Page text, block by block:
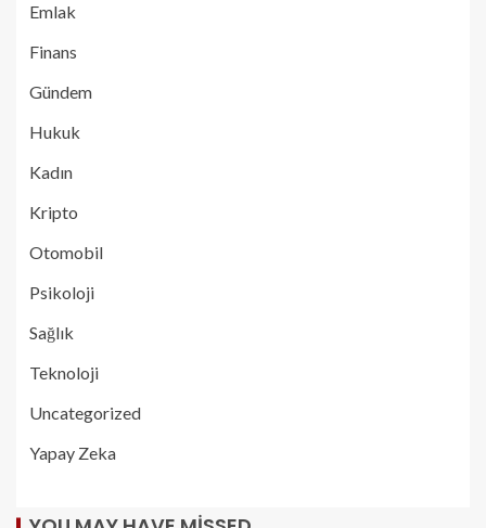
Emlak
Finans
Gündem
Hukuk
Kadın
Kripto
Otomobil
Psikoloji
Sağlık
Teknoloji
Uncategorized
Yapay Zeka